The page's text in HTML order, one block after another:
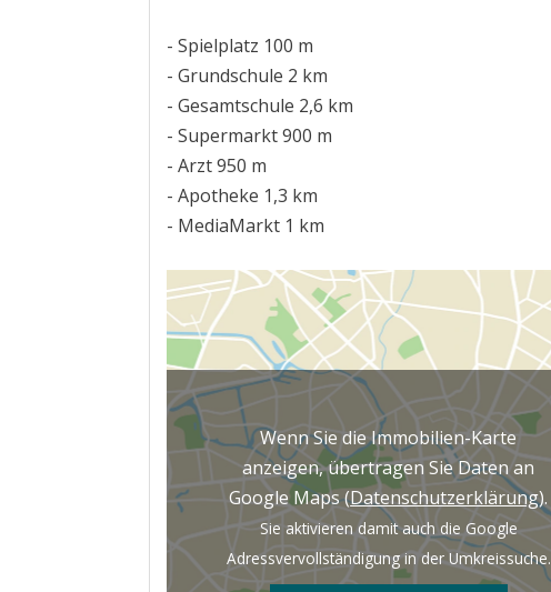
- Spielplatz 100 m
- Grundschule 2 km
- Gesamtschule 2,6 km
- Supermarkt 900 m
- Arzt 950 m
- Apotheke 1,3 km
- MediaMarkt 1 km
Wenn Sie die Immobilien-Karte
anzeigen, übertragen Sie Daten an
Google Maps (Datenschutzerklärung).
Sie aktivieren damit auch die Google
Adressvervollständigung in der Umkreissuche.